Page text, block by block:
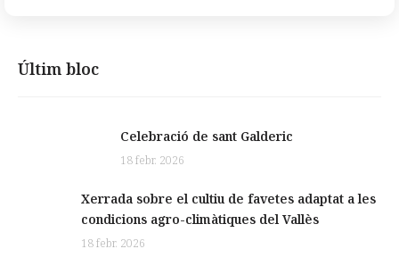
Últim bloc
Celebració de sant Galderic
18 febr. 2026
Xerrada sobre el cultiu de favetes adaptat a les
condicions agro-climàtiques del Vallès
18 febr. 2026